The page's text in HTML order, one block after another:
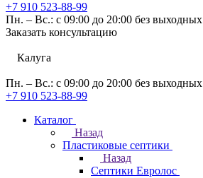
+7 910 523-88-99
Пн. – Вс.: с 09:00 до 20:00 без выходных
Заказать консультацию
Калуга
Пн. – Вс.: с 09:00 до 20:00 без выходных
+7 910 523-88-99
Каталог
Назад
Пластиковые септики
Назад
Септики Евролос